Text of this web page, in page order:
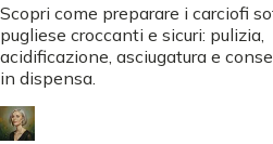
Scopri come preparare i carciofi
pugliese croccanti e sicuri: pulizia,
acidificazione, asciugatura e
in dispensa.